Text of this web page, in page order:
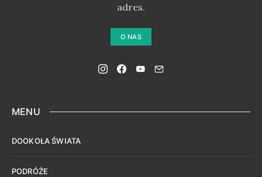
adres.
O NAS
MENU
DOOKOŁA ŚWIATA
PODRÓŻE